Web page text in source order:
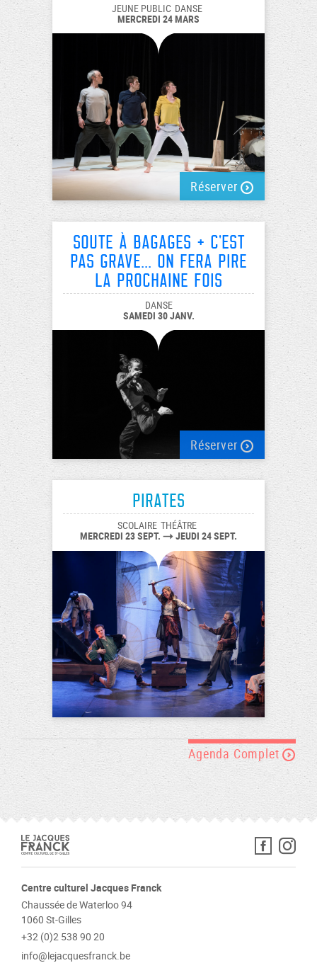
JEUNE PUBLIC DANSE
MERCREDI 24 MARS
Réserver
Soute à Bagages + C'est
pas grave... on fera pire
la prochaine fois
DANSE
SAMEDI 30 JANV.
Réserver
PiratEs
SCOLAIRE THÉÂTRE
MERCREDI 23 SEPT. JEUDI 24 SEPT.
Agenda Complet
Centre culturel Jacques Franck
Chaussée de Waterloo 94
1060 St-Gilles
+32 (0)2 538 90 20
info@lejacquesfranck.be